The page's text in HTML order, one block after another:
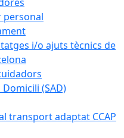
personal
i/o ajuts tècnics de
(SAD)
transport adaptat CCAP